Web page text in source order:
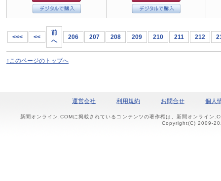
<<< <<
前
へ
206 207 208 209 210 211 212
↑このページのトップへ
運営会社 利用規約 お問合せ 個人
新聞オンライン.COMに掲載されているコンテンツの著作権は、新聞オンライン
Copyright(C) 2009-